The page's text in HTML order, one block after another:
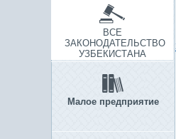
ВСЕ
ЗАКОНОДАТЕЛЬСТВО
УЗБЕКИСТАНА
Малое предприятие